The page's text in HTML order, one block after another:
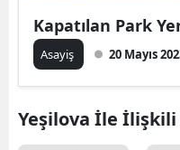
Kapatılan Park
Asayiş 20 Mayıs
Yeşilova İle